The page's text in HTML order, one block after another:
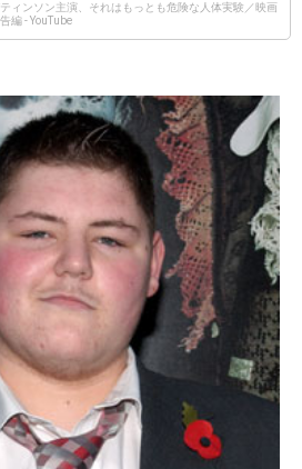
ィンソン主演、それはもっとも危険な人体実験／映画
編 - YouTube